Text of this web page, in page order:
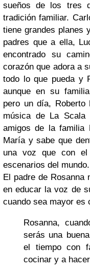
sueños de los tres
tradición familiar.
tiene grandes planes
padres que a ella,
encontrado su
corazón que adora a
todo lo que pueda y
aunque en su
pero un día, Roberto
música de La
amigos de la familia
María y sabe que
una voz que con el
escenarios del mundo.
El padre de Rosanna
en educar la voz de
cuando sea mayor es
Rosanna,
serás una
el tiempo con
cocinar y a